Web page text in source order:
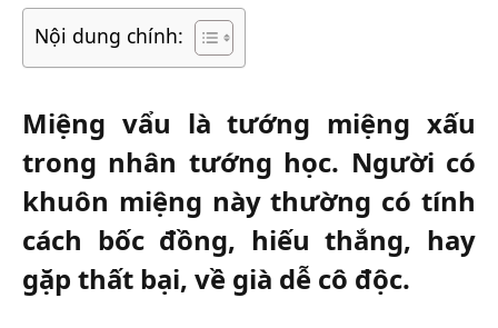
Nội dung chính:
Miệng vẩu là tướng miệng xấu
trong nhân tướng học. Người có
khuôn miệng này thường có tính
cách bốc đồng, hiếu thắng, hay
gặp thất bại, về già dễ cô độc.